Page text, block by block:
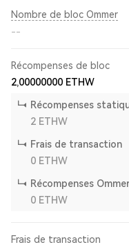
Nombre de bloc Ommer
--
Récompenses de bloc
2,00000000 ETHW
Récompenses
2 ETHW
Frais de transaction
0 ETHW
Récompenses
0 ETHW
Frais de transaction